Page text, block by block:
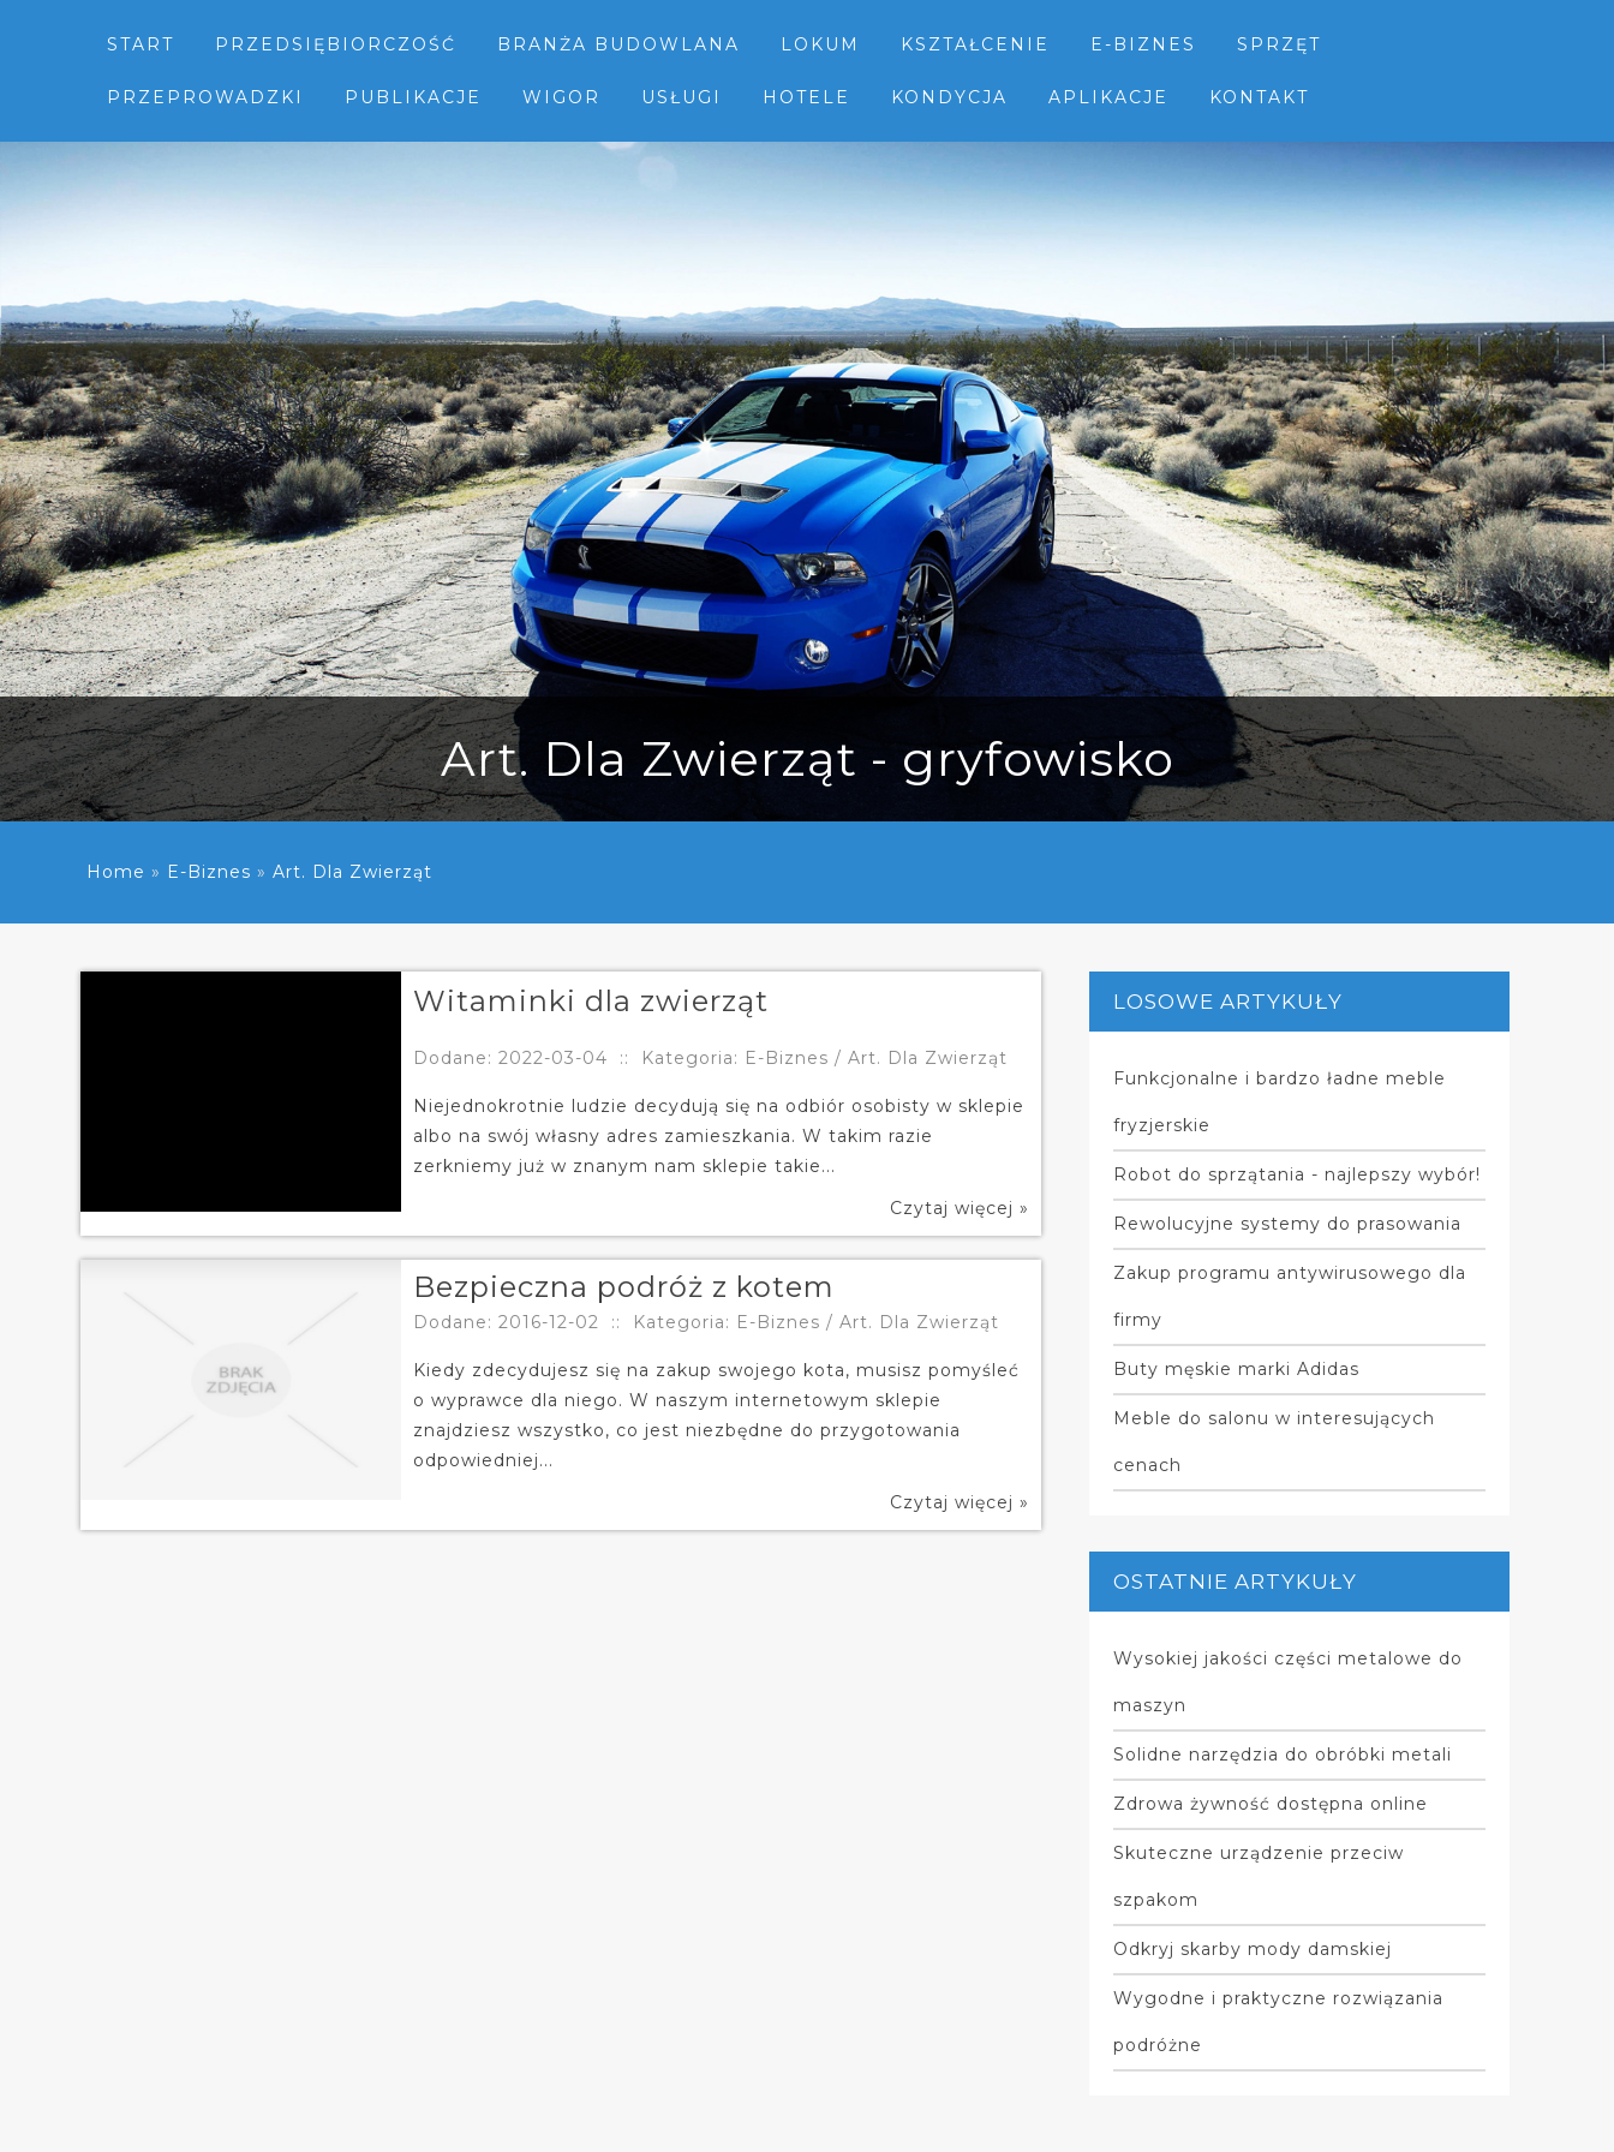
START PRZEDSIĘBIORCZOŚĆ BRANŻA BUDOWLANA LOKUM KSZTAŁCENIE E-BIZNES SPRZĘT
PRZEPROWADZKI PUBLIKACJE WIGOR USŁUGI HOTELE KONDYCJA APLIKACJE KONTAKT
Art. Dla Zwierząt - gryfowisko
Home » E-Biznes » Art. Dla Zwierząt
Witaminki dla zwierząt
Dodane: 2022-03-04 :: Kategoria: E-Biznes / Art. Dla Zwierząt
Niejednokrotnie ludzie decydują się na odbiór osobisty w sklepie
albo na swój własny adres zamieszkania. W takim razie
zerkniemy już w znanym nam sklepie takie...
Czytaj więcej »
Bezpieczna podróż z kotem
Dodane: 2016-12-02 :: Kategoria: E-Biznes / Art. Dla Zwierząt
Kiedy zdecydujesz się na zakup swojego kota, musisz pomyśleć
o wyprawce dla niego. W naszym internetowym sklepie
znajdziesz wszystko, co jest niezbędne do przygotowania
odpowiedniej...
Czytaj więcej »
LOSOWE ARTYKUŁY
Funkcjonalne i bardzo ładne meble
fryzjerskie
Robot do sprzątania - najlepszy wybór!
Rewolucyjne systemy do prasowania
Zakup programu antywirusowego dla
firmy
Buty męskie marki Adidas
Meble do salonu w interesujących
cenach
OSTATNIE ARTYKUŁY
Wysokiej jakości części metalowe do
maszyn
Solidne narzędzia do obróbki metali
Zdrowa żywność dostępna online
Skuteczne urządzenie przeciw
szpakom
Odkryj skarby mody damskiej
Wygodne i praktyczne rozwiązania
podróżne